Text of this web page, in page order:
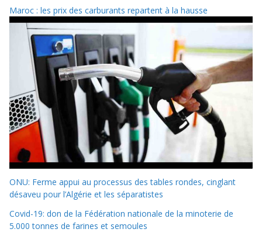
Maroc : les prix des carburants repartent à la hausse
ONU: Ferme appui au processus des tables rondes, cinglant
désaveu pour l’Algérie et les séparatistes
Covid-19: don de la Fédération nationale de la minoterie de
5.000 tonnes de farines et semoules